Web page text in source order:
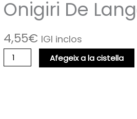
Onigiri De
4,55€ IGI inclos
quantitat
de
Afegeix a la cistella